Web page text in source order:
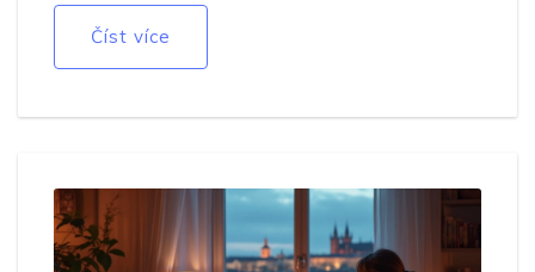
pohodě. Prozkoumáme, jak tento populární koncept
Číst více